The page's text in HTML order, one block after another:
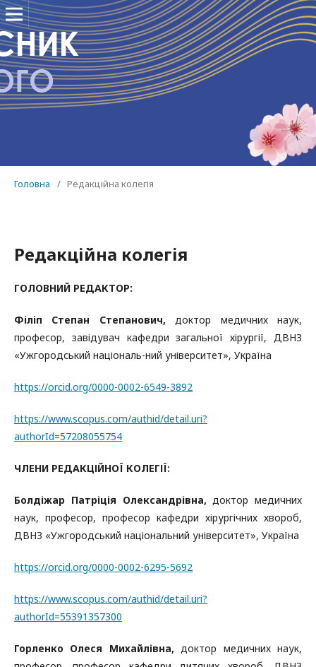
Головна / Редакційна колегія
Редакційна колегія
ГОЛОВНИЙ РЕДАКТОР:
Філіп Степан Степанович,доктор медичних наук,
професор, завідувач кафедри загальної хірургії, ДВНЗ
«Ужгородський національ-ний університет», Україна
https://orcid.org/0000-0002-6549-3892
https://www.scopus.com/authid/detail.uri?
authorId=57208055754
ЧЛЕНИ РЕДАКЦІЙНОЇ КОЛЕГІЇ:
Болдіжар Патріція Олександрівна,доктор медичних
наук, професор, професор кафедри хірургічних хвороб,
ДВНЗ «Ужгородський національний університет», Україна
https://orcid.org/0000-0002-6295-5692
https://www.scopus.com/authid/detail.uri?
authorId=55391357300
Горленко Олеся Михайлівна,доктор медичних наук,